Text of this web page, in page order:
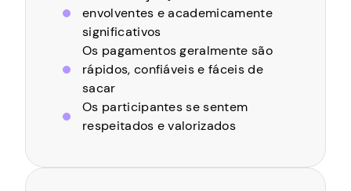
envolventes e academicamente
significativos
Os pagamentos geralmente são
rápidos, confiáveis e fáceis de
sacar
Os participantes se sentem
respeitados e valorizados